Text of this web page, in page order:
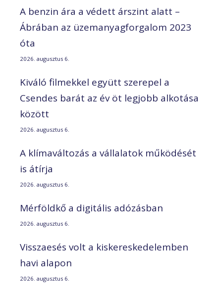
A benzin ára a védett árszint alatt –
Ábrában az üzemanyagforgalom 2023
óta
2026. augusztus 6.
Kiváló filmekkel együtt szerepel a
Csendes barát az év öt legjobb alkotása
között
2026. augusztus 6.
A klímaváltozás a vállalatok működését
is átírja
2026. augusztus 6.
Mérföldkő a digitális adózásban
2026. augusztus 6.
Visszaesés volt a kiskereskedelemben
havi alapon
2026. augusztus 6.